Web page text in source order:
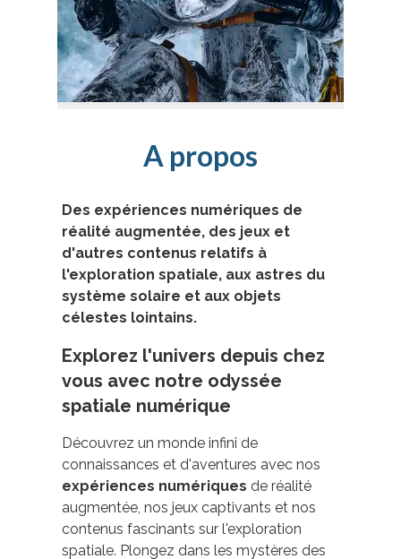
A propos
Des expériences numériques de
réalité augmentée, des jeux et
d'autres contenus relatifs à
l'exploration spatiale, aux astres du
système solaire et aux objets
célestes lointains.
Explorez l'univers depuis chez
vous avec notre odyssée
spatiale numérique
Découvrez un monde infini de
connaissances et d'aventures avec nos
expériences numériques de réalité
augmentée, nos jeux captivants et nos
contenus fascinants sur l'exploration
spatiale. Plongez dans les mystères des